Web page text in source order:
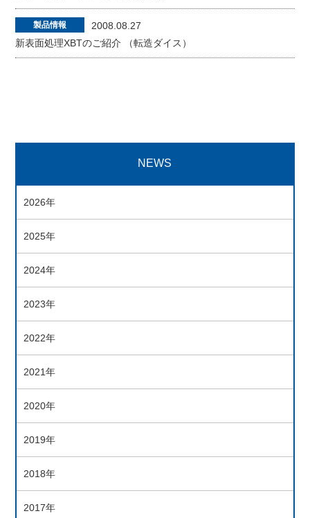
製品情報
2008.08.27
新表面処理XBTのご紹介 （転造ダイス）
NEWS
2026年
2025年
2024年
2023年
2022年
2021年
2020年
2019年
2018年
2017年